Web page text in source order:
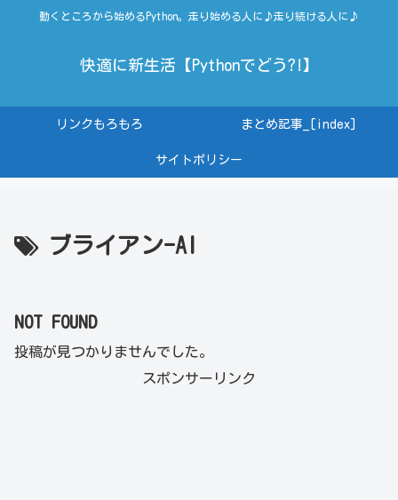
動くところから始めるPython。走り始める人に♪走り続ける人に♪
快適に新生活【Pythonでどう?!】
リンクもろもろ まとめ記事_[index]
サイトポリシー
ブライアン-AI
NOT FOUND
投稿が見つかりませんでした。
スポンサーリンク